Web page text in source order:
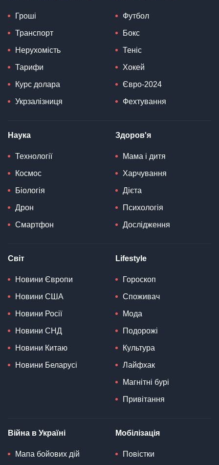
Гроші
Транспорт
Нерухомість
Тарифи
Курс долара
Укрзалізниця
Футбол
Бокс
Теніс
Хокей
Євро-2024
Фехтування
Наука
Технології
Космос
Біологія
Дрон
Смартфон
Здоров'я
Мама і дитя
Харчування
Дієта
Психологія
Дослідження
Світ
Новини Європи
Новини США
Новини Росії
Новини СНД
Новини Китаю
Новини Беларусі
Lifestyle
Гороскоп
Споживач
Мода
Подорожі
Культура
Лайфхак
Магнітні бурі
Привітання
Війна в Україні
Мапа бойових дій
Мобілізація
Повістки